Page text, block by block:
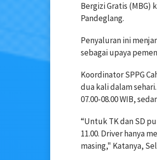
Bergizi Gratis (MBG)
Pandeglang.
Penyaluran ini
sebagai upaya
Koordinator SPPG
dua kali dalam
07.00-08.00 WIB,
“Untuk TK dan SD
11.00. Driver hanya
masing," Katanya,